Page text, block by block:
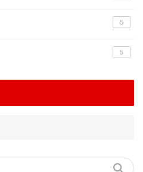
5
5